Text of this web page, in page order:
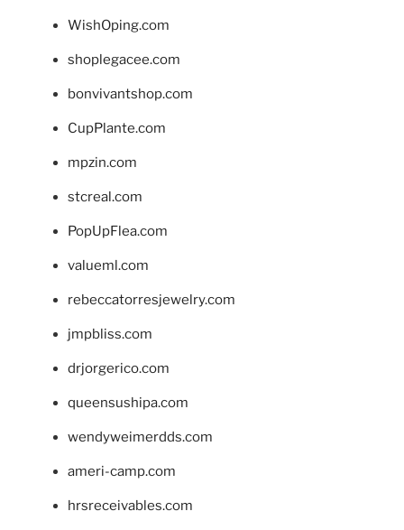
WishOping.com
shoplegacee.com
bonvivantshop.com
CupPlante.com
mpzin.com
stcreal.com
PopUpFlea.com
valueml.com
rebeccatorresjewelry.com
jmpbliss.com
drjorgerico.com
queensushipa.com
wendyweimerdds.com
ameri-camp.com
hrsreceivables.com